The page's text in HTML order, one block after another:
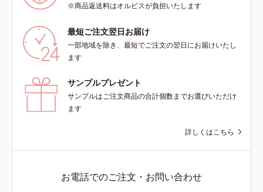
※商品返送料はオルビスが負担いたします
最短ご注文翌日お届け
一部地域を除き、最短でご注文の翌日にお届けいたし
ます
サンプルプレゼント
サンプルはご注文商品の合計個数までお選びいただけ
ます
詳しくはこちら
お電話でのご注文・お問い合わせ